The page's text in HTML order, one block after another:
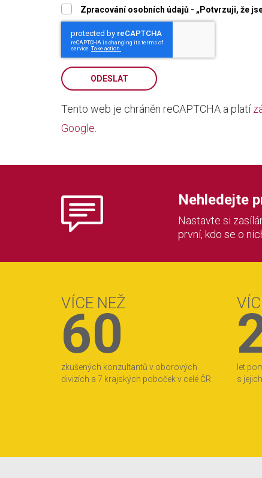
Zpracování osobních údajů - „Potvrzuji, že
ODESLAT
Tento web je chráněn reCAPTCHA a platí
Google
Nehledejte
Nastavte si
první, kdo se o
VÍCE NEŽ
60
zkušených konzultantů v oborových
divizích a 7 krajských poboček v celé ČR.
let
s